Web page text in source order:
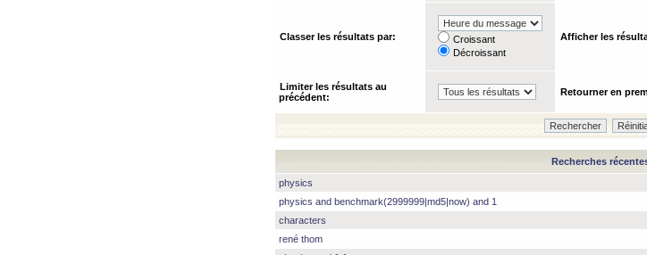
Classer les résultats par:
Croissant
Décroissant
Afficher les
Limiter les résultats au
précédent:
Retourner en
Recherches
physics
physics and benchmark(2999999|md5|now) and 1
characters
rené thom